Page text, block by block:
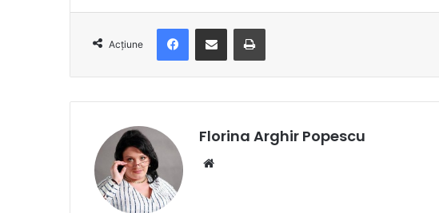
Acțiune
FacebookDistribuie prin e-mail Imprimare
Florina Arghir Popescu